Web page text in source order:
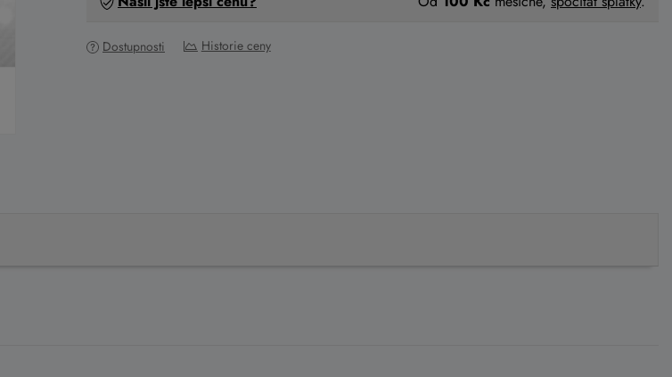
Dostupnosti Historie ceny